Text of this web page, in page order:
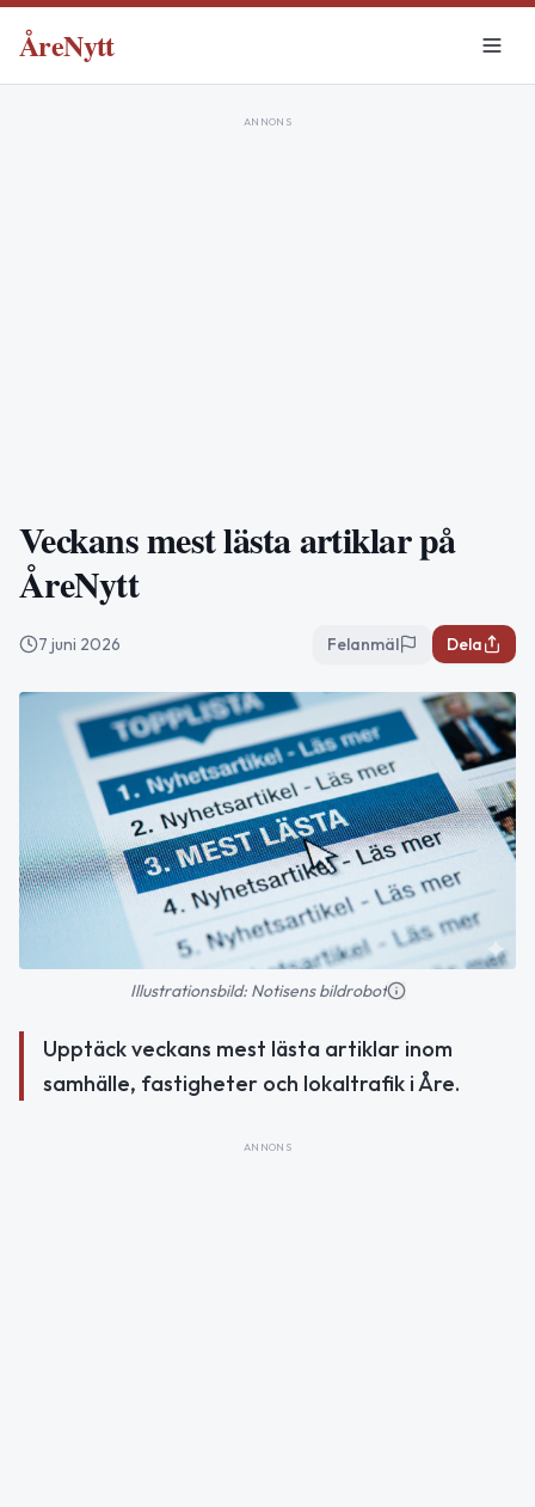
ÅreNytt
ANNONS
Veckans mest lästa artiklar på
ÅreNytt
7 juni 2026 Felanmäl Dela
Illustrationsbild: Notisens bildrobot
Upptäck veckans mest lästa artiklar inom
samhälle, fastigheter och lokaltrafik i Åre.
ANNONS